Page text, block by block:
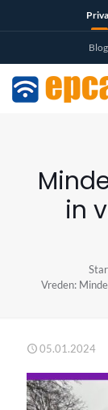
Blog
in
Vreden:
05.01.2024